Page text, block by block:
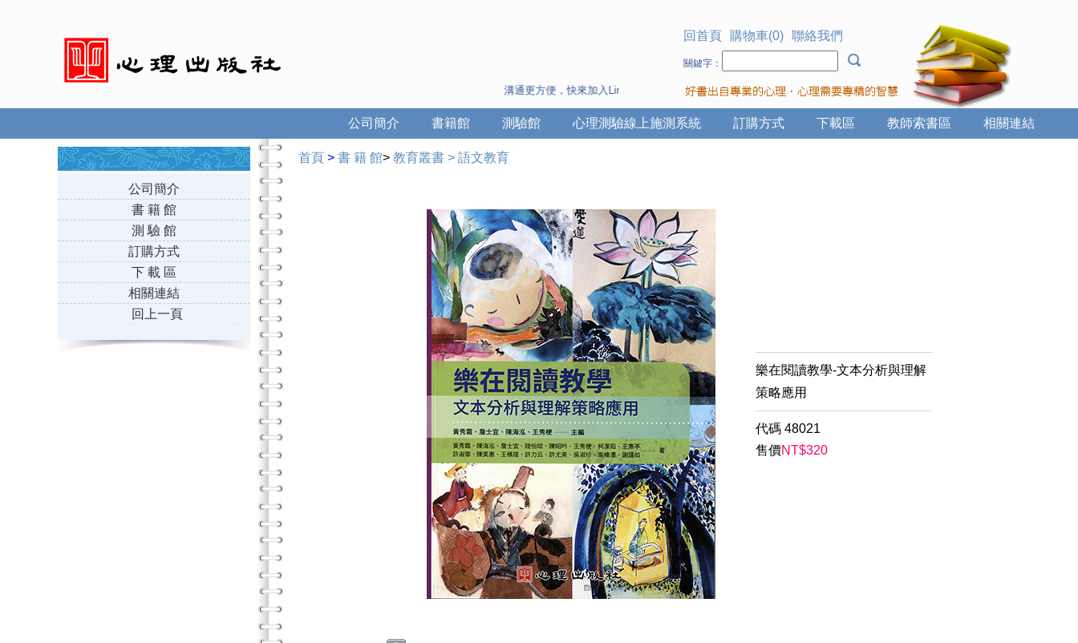
溝通更方便，快來加入Line 與 Wechat ~
回首頁 購物車(0) 聯絡我們
關鍵字：
相關連結
教師索書區
下載區
訂購方式
心理測驗線上施測系統
測驗館
書籍館
公司簡介
公司簡介
書 籍 館
測 驗 館
訂購方式
下 載 區
相關連結
回上一頁
首頁 > 書 籍 館> 教育叢書 > 語文教育
樂在閱讀教學-文本分析與理解
策略應用
代碼 48021
售價NT$320